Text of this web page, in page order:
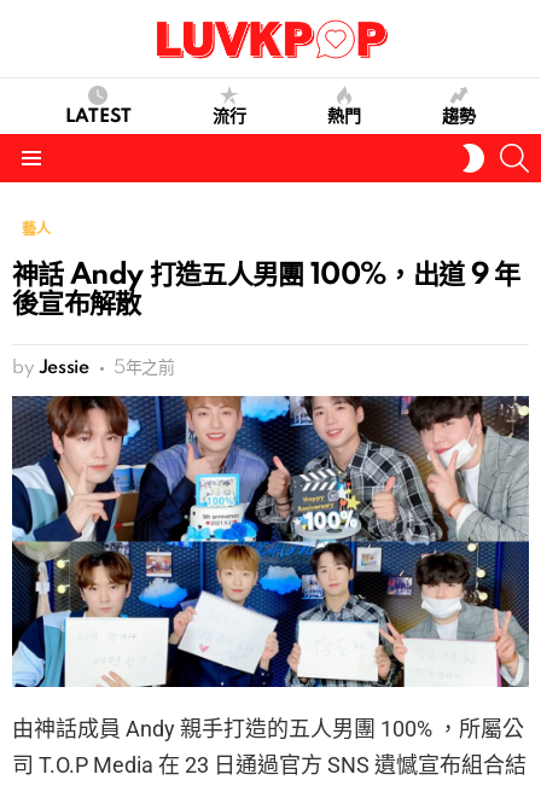
LATEST 流行 熱門 趨勢
SKIN
藝人
神話 Andy 打造五人男團 100%，出道 9 年
後宣布解散
by Jessie 5年之前
由神話成員 Andy 親手打造的五人男團 100% ，所屬公
司 T.O.P Media 在 23 日通過官方 SNS 遺憾宣布組合結